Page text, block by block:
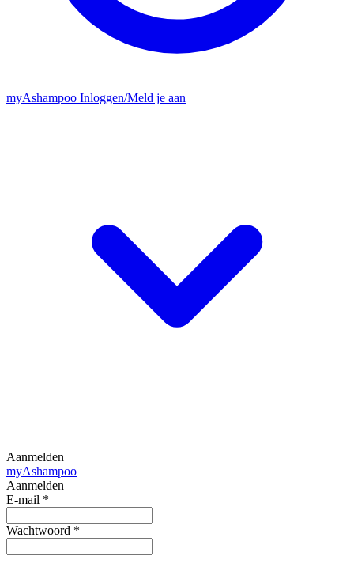
myAshampoo Inloggen/Meld je aan
Aanmelden
myAshampoo
Aanmelden
E-mail *
Wachtwoord *